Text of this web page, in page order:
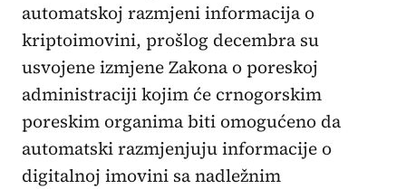
automatskoj razmjeni informacija o
kriptoimovini, prošlog decembra su
usvojene izmjene Zakona o poreskoj
administraciji kojim će crnogorskim
poreskim organima biti omogućeno da
automatski razmjenjuju informacije o
digitalnoj imovini sa nadležnim